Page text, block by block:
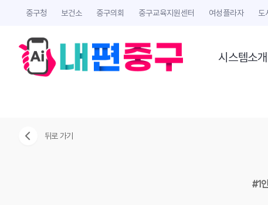
중구청 보건소 중구의회 중구교육지원센터 여성플라자 도
시스템소개
뒤로 가기
#1